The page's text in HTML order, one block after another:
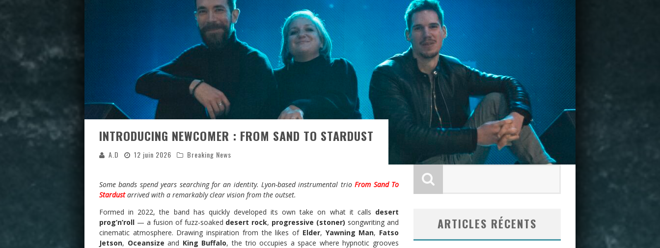
INTRODUCING NEWCOMER : FROM SAND TO STARDUST
A.D 12 juin 2026 Breaking News
Some bands spend years searching for an identity. Lyon-based instrumental trioFrom Sand To
Stardustarrived with a remarkably clear vision from the outset.
Formed in 2022, the band has quickly developed its own take on what it calls desert
prog’n’roll — a fusion of fuzz-soaked desert rock, progressive (stoner) songwriting and
cinematic atmosphere. Drawing inspiration from the likes of Elder, Yawning Man, Fatso
Jetson, Oceansize and King Buffalo, the trio occupies a space where hypnotic grooves
ARTICLES RÉCENTS